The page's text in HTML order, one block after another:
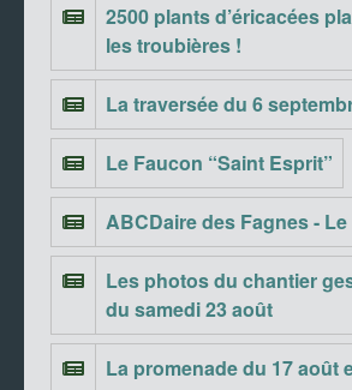
2500 plants d’éricacées
les troubières !
La traversée du 6
Le Faucon “Saint Esprit”
ABCDaire des Fagnes -
Les photos du chantier
du samedi 23 août
La promenade du 17 août